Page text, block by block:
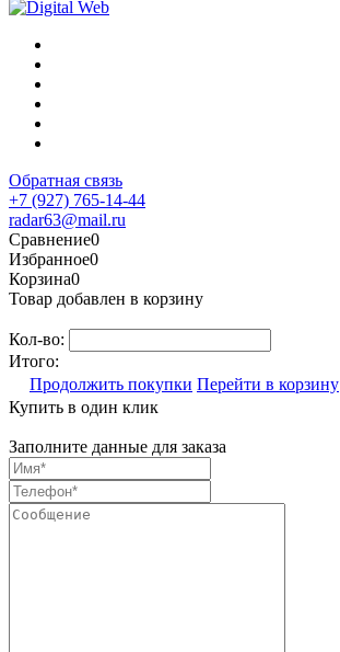
Обратная связь
+7 (927) 765-14-44
radar63@mail.ru
Сравнение0
Избранное0
Корзина0
Товар добавлен в корзину
Кол-во:
Итого:
Продолжить покупки Перейти в корзину
Купить в один клик
Заполните данные для заказа